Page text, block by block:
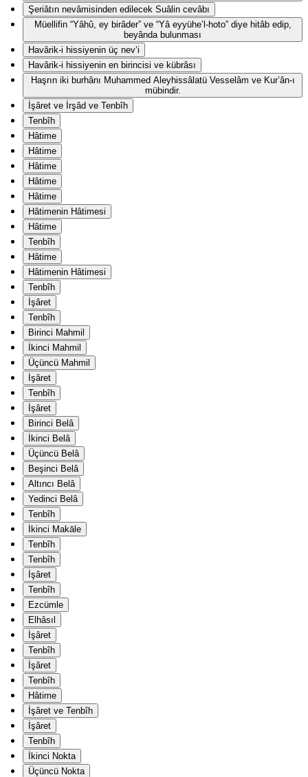
Şeriâtın nevâmisinden edilecek Suâlin cevâbı
Müellifin “Yâhû, ey birâder” ve “Yâ eyyühe’l-hoto” diye hitâb edip,
beyânda bulunması
Havârik-i hissiyenin üç nev‘i
Havârik-i hissiyenin en birincisi ve kübrâsı
Haşrın iki burhânı Muhammed Aleyhissâlatü Vesselâm ve Kur’ân-ı
mübindir.
İşâret ve İrşâd ve Tenbîh
Tenbîh
Hâtime
Hâtime
Hâtime
Hâtime
Hâtime
Hâtimenin Hâtimesi
Hâtime
Tenbîh
Hâtime
Hâtimenin Hâtimesi
Tenbîh
İşâret
Tenbîh
Birinci Mahmil
İkinci Mahmil
Üçüncü Mahmil
İşâret
Tenbîh
İşâret
Birinci Belâ
İkinci Belâ
Üçüncü Belâ
Beşinci Belâ
Altıncı Belâ
Yedinci Belâ
Tenbîh
İkinci Makāle
Tenbîh
Tenbîh
İşâret
Tenbîh
Ezcümle
Elhâsıl
İşâret
Tenbîh
İşâret
Tenbîh
Hâtime
İşâret ve Tenbîh
İşâret
Tenbîh
İkinci Nokta
Üçüncü Nokta